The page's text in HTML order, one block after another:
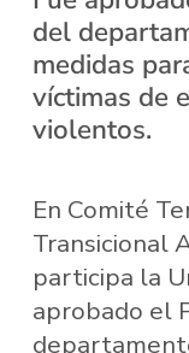
del
medidas
víctimas de
violentos.
En Comité
Transicional
participa la
aprobado el